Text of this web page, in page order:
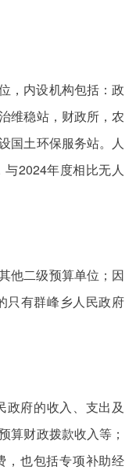
，内设机构包括：政
维稳站，财政所，农
国土环保服务站。人
2024年度相比无人
他二级预算单位；因
只有群峰乡人民政府
政府的收入、支出及
算财政拨款收入等；
，也包括专项补助经